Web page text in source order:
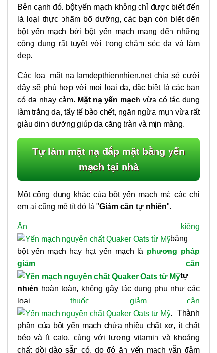
Bên cạnh đó. bột yến mạch không chỉ được biết đến
là loại thực phẩm bổ dưỡng, các bạn còn biết đến
bột yến mạch bởi bột yến mạch mang đến những
công dụng rất tuyệt vời trong chăm sóc da và làm
đẹp.
Các loại mặt nạ lamdepthiennhien.net chia sẻ dưới
đây sẽ phù hợp với mọi loại da, đặc biệt là các bạn
có da nhạy cảm. Mặt nạ yến mạch vừa có tác dụng
làm trắng da, tẩy tế bào chết, ngăn ngừa mụn vừa rất
giàu dinh dưỡng giúp da căng tràn và mịn màng.
Tự làm mặt nạ đắp mặt bằng yến
mạch tại nhà
Một công dụng khác của bột yến mạch mà các chị
em ai cũng mê tít đó là "Giảm cân tự nhiên".
Ăn kiêng
bằng
bột yến mạch hay hạt yến mạch là phương pháp
giảm cân
tự
nhiên hoàn toàn, không gây tác dụng phụ như các
loại thuốc giảm cân
. Thành
phần của bột yến mạch chứa nhiều chất xơ, ít chất
béo và ít calo, cùng với lượng vitamin và khoáng
chất dồi dào sẵn có, do đó ăn yến mạch vẫn đảm